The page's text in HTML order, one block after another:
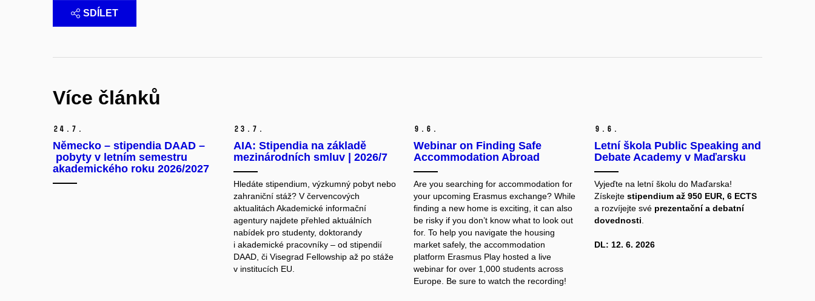
SDÍLET
Více článků
24. 7.
Německo – stipendia DAAD –
pobyty v letním semestru
akademického roku 2026/2027
23. 7.
AIA: Stipendia na základě
mezinárodních smluv | 2026/7
Hledáte stipendium, výzkumný pobyt nebo
zahraniční stáž? V červencových
aktualitách Akademické informační
agentury najdete přehled aktuálních
nabídek pro studenty, doktorandy
i akademické pracovníky – od stipendií
DAAD, či Visegrad Fellowship až po stáže
v institucích EU.
9. 6.
Webinar on Finding Safe
Accommodation Abroad
Are you searching for accommodation for
your upcoming Erasmus exchange? While
finding a new home is exciting, it can also
be risky if you don’t know what to look out
for. To help you navigate the housing
market safely, the accommodation
platform Erasmus Play hosted a live
webinar for over 1,000 students across
Europe. Be sure to watch the recording!
9. 6.
Letní škola Public Speaking and
Debate Academy v Maďarsku
Vyjeďte na letní školu do Maďarska!
Získejte stipendium až 950 EUR, 6 ECTS
a rozvíjejte své prezentační a debatní
dovednosti
DL: 12. 6. 2026